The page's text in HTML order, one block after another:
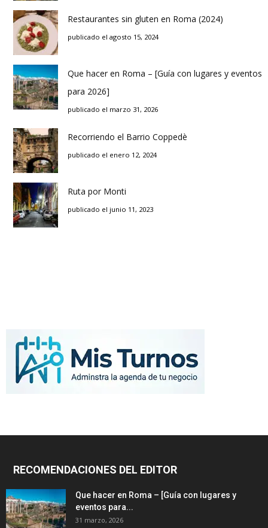
Restaurantes sin gluten en Roma (2024)
publicado el agosto 15, 2024
Que hacer en Roma – [Guía con lugares y eventos
para 2026]
publicado el marzo 31, 2026
Recorriendo el Barrio Coppedè
publicado el enero 12, 2024
Ruta por Monti
publicado el junio 11, 2023
RECOMENDACIONES DEL EDITOR
Que hacer en Roma – [Guía con lugares y
eventos para...
31 marzo, 2026